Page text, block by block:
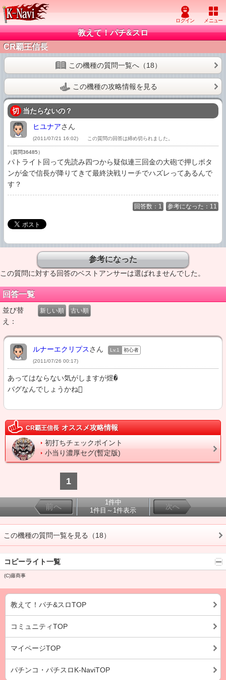
教えて！パチ&スロ
CR覇王信長
この機種の質問一覧へ（18）
この機種の攻略情報を見る
切 当たらないの？
ヒユナアさん
(2011/07/21 16:02) この質問の回答は締め切られました。
（質問36485）
パトライト回って先読み四つから疑似連三回金の大砲で押しボタ
ンが金で信長が降りてきて最終決戦リーチでハズレってあるんで
す？
回答数：1 参考になった：11
この質問に対する回答のベストアンサーは選ばれませんでした。
回答一覧
並び替
え：
新しい順 古い順
ルナーエクリプスさん Lv.1
初心者
(2011/07/26 00:17)
あってはならない気がしますが煜�
バグなんでしょうかね
CR覇王信長 オススメ攻略情報
初打ちチェックポイント
小当り濃厚セグ(暫定版)
1
前へ
1件中
1件目～1件表示
次へ
この機種の質問一覧を見る（18）
コピーライト一覧
(C)藤商事
教えて！パチ&スロTOP
コミュニティTOP
マイページTOP
パチンコ・パチスロK-NaviTOP